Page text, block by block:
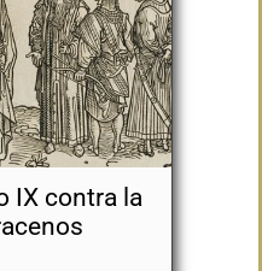
IX contra la